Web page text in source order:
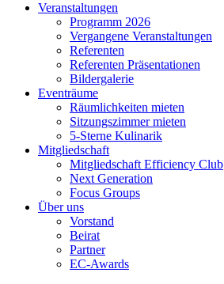
Veranstaltungen
Programm 2026
Vergangene Veranstaltungen
Referenten
Referenten Präsentationen
Bildergalerie
Eventräume
Räumlichkeiten mieten
Sitzungszimmer mieten
5-Sterne Kulinarik
Mitgliedschaft
Mitgliedschaft Efficiency Club
Next Generation
Focus Groups
Über uns
Vorstand
Beirat
Partner
EC-Awards